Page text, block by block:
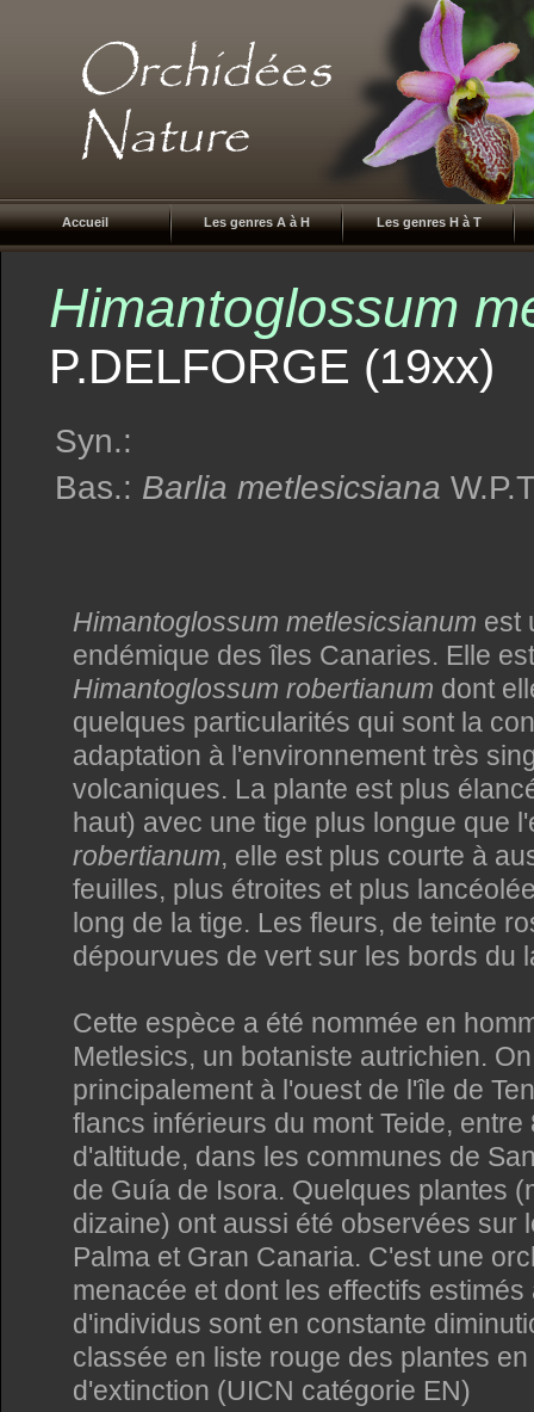
Accueil Les genres A à H Les genres H à T
Himantoglossum
P.DELFORGE (19xx)
Syn.:
Bas.: Barlia metlesicsiana
Himantoglossum metlesicsianum est
endémique des îles Canaries. Elle
Himantoglossum robertianum dont
quelques particularités qui sont la
adaptation à l'environnement très
volcaniques. La plante est plus
haut) avec une tige plus longue que
robertianum, elle est plus courte à
feuilles, plus étroites et plus
long de la tige. Les fleurs, de teinte
dépourvues de vert sur les bords du
Cette espèce a été nommée en
Metlesics, un botaniste autrichien.
principalement à l'ouest de l'île de
flancs inférieurs du mont Teide, entre
d'altitude, dans les communes de
de Guía de Isora. Quelques plantes
dizaine) ont aussi été observées sur
Palma et Gran Canaria. C'est une
menacée et dont les effectifs estimés
d'individus sont en constante
classée en liste rouge des plantes
d'extinction (UICN catégorie EN)